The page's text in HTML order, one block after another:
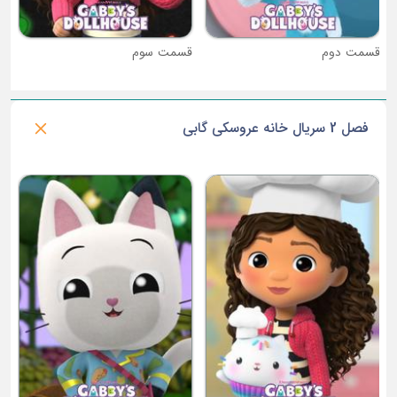
قسمت دوم قسمت سوم
فصل 2 سریال خانه عروسکی گابی